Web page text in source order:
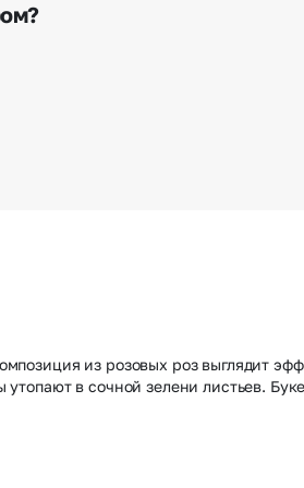
на указанный им почтовый
из розовых роз выглядит
в сочной зелени листьев.